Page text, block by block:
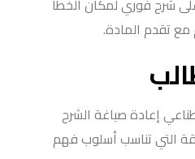
تقدم المادة.
إعادة صياغة الشرح
التي تناسب أسلوب فهم